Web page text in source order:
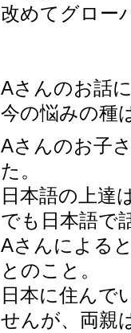
改めてグロー
Aさんのお話
今の悩みの種
Aさんのお子
た。
日本語の上達
でも日本語で
Aさんによる
とのこと。
日本に住んで
せんが、両親